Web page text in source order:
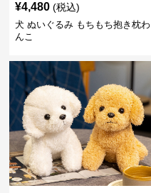
¥4,480 (税込)
犬 ぬいぐるみ もちもち抱き枕わ
んこ